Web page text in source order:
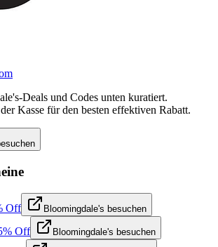
Deals und Codes unten kuratiert.
Kasse für den besten effektiven Rabatt.
Off Bloomingdale's besuchen
Off Bloomingdale's besuchen